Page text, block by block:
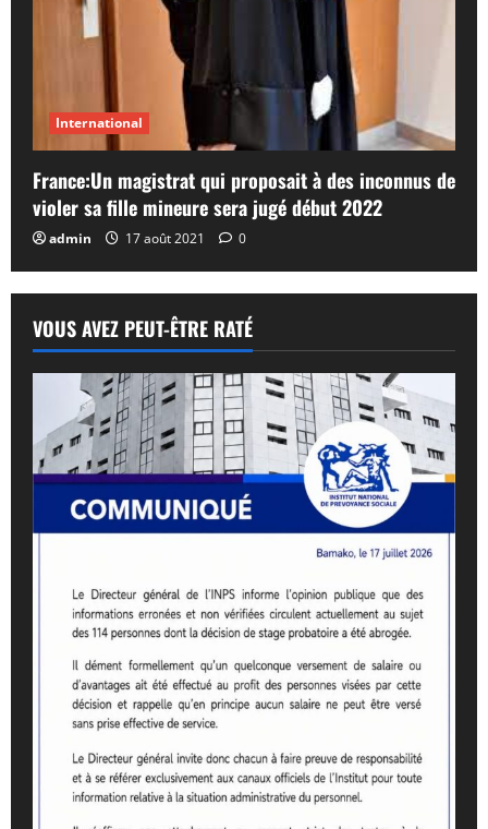
International
France:Un magistrat qui proposait à des inconnus de
violer sa fille mineure sera jugé début 2022
admin 17 août 2021 0
VOUS AVEZ PEUT-ÊTRE RATÉ